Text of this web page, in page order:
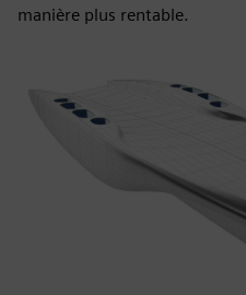
manière plus rentable.